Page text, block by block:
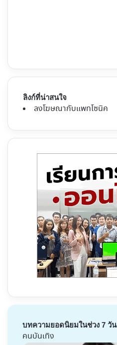
ลิงก์ที่น่าสนใจ
ลงโฆษณากับแพทโซนิค
บทความยอดนิยมในช่วง 7 วัน
คนบันเทิง